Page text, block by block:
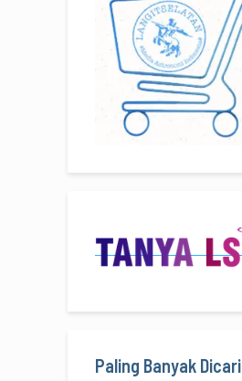
Paling Banyak Dicari